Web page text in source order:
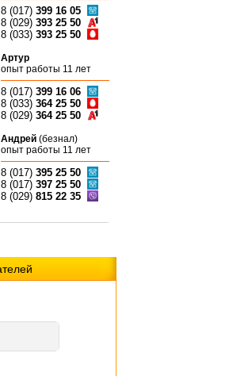
8 (017) 399 16 05
8 (029) 393 25 50
8 (033) 393 25 50
Артур
опыт работы 11 лет
8 (017) 399 16 06
8 (033) 364 25 50
8 (029) 364 25 50
Андрей (безнал)
опыт работы 11 лет
8 (017) 395 25 50
8 (017) 397 25 50
8 (029) 815 22 35